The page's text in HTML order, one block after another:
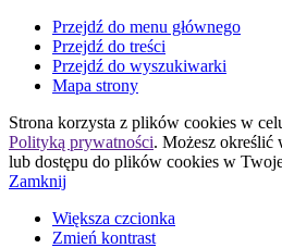
Przejdź do menu głównego
Przejdź do treści
Przejdź do wyszukiwarki
Mapa strony
Strona korzysta z plików cookies w
Polityką prywatności. Możesz określić
lub dostępu do plików cookies w
Zamknij
Większa czcionka
Zmień kontrast